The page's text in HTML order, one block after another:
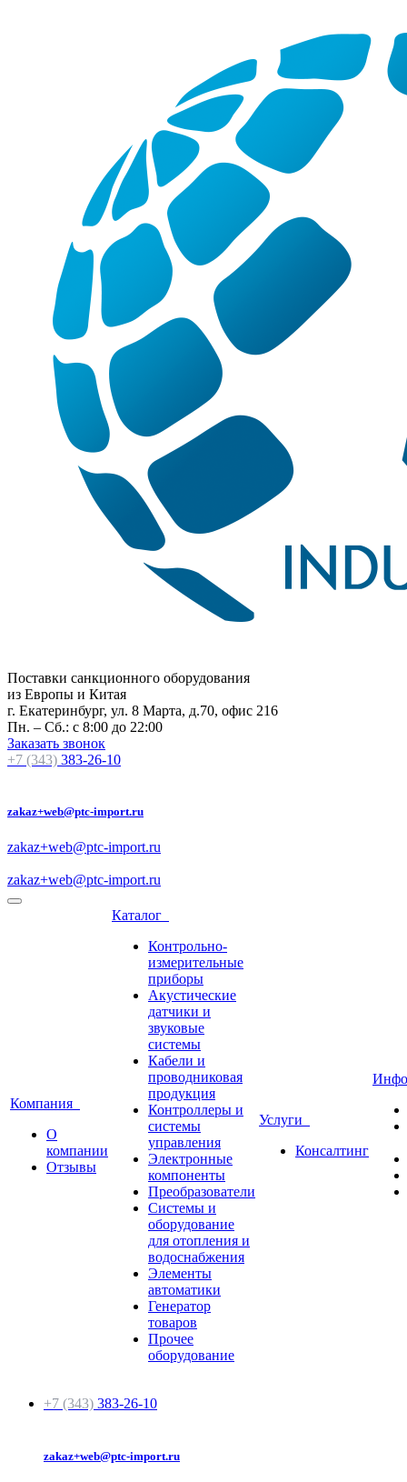
Поставки санкционного оборудования
из Европы и Китая
г. Екатеринбург, ул. 8 Марта, д.70, офис 216
Пн. – Сб.: с 8:00 до 22:00
Заказать звонок
+7 (343) 383-26-10
zakaz+web@ptc-import.ru
zakaz+web@ptc-import.ru
zakaz+web@ptc-import.ru
Компания
О
компании
Отзывы
Каталог
Контрольно-
измерительные
приборы
Акустические
датчики и
звуковые
системы
Кабели и
проводниковая
продукция
Контроллеры и
системы
управления
Электронные
компоненты
Преобразователи
Системы и
оборудование
для отопления и
водоснабжения
Элементы
автоматики
Генератор
товаров
Прочее
оборудование
Услуги
Консалтинг
+7 (343) 383-26-10
zakaz+web@ptc-import.ru